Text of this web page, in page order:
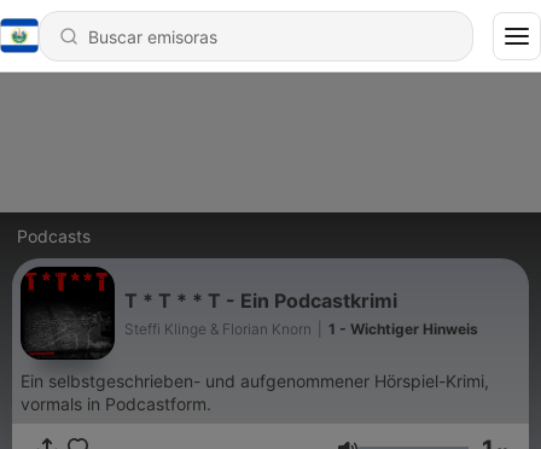
Podcasts
T * T * * T - Ein Podcastkrimi
Steffi Klinge & Florian Knorn 1 - Wichtiger Hinweis
Ein selbstgeschrieben- und aufgenommener Hörspiel-Krimi,
vormals in Podcastform.